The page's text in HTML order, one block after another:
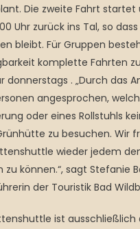
Die zweite Fahrt startet
Uhr zurück ins Tal, so
bleibt. Für Gruppen
komplette Fahrten
donnerstags . „Durch das
angesprochen,
oder eines Rollstuhls
zu besuchen. Wir
wieder jedem
können.“, sagt Stefanie
der Touristik Bad
ist ausschließlich